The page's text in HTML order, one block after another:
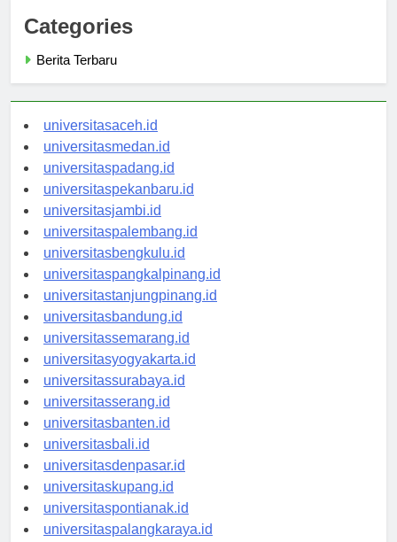
Categories
Berita Terbaru
universitasaceh.id
universitasmedan.id
universitaspadang.id
universitaspekanbaru.id
universitasjambi.id
universitaspalembang.id
universitasbengkulu.id
universitaspangkalpinang.id
universitastanjungpinang.id
universitasbandung.id
universitassemarang.id
universitasyogyakarta.id
universitassurabaya.id
universitasserang.id
universitasbanten.id
universitasbali.id
universitasdenpasar.id
universitaskupang.id
universitaspontianak.id
universitaspalangkaraya.id